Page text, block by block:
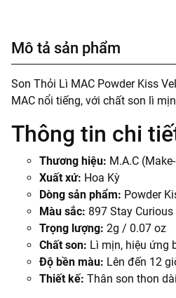
Mô tả sản phẩm
Son Thỏi Lì MAC Powder Kiss
MAC nổi tiếng, với chất son lì
Thông tin chi
Thương hiệu: M.A.C
Xuất xứ: Hoa Kỳ
Dòng sản phẩm: Powder
Màu sắc: 897 Stay
Trọng lượng: 2g / 0.07 oz
Chất son: Lì mịn, hiệu ứng
Độ bền màu: Lên đến 12
Thiết kế: Thân son thon